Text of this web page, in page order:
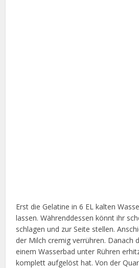
Erst die Gelatine in 6 EL kalten
lassen. Währenddessen könnt ihr
schlagen und zur Seite stellen.
der Milch cremig verrühren. Danach
einem Wasserbad unter Rühren
komplett aufgelöst hat. Von der